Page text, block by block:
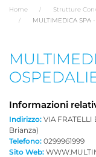
Home Strutture
MULTIMEDICA SPA
Informazioni
Indirizzo: VIA FRATELLI
Brianza)
Telefono: 0299961999
Sito Web: